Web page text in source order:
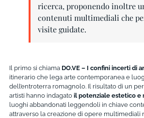
ricerca, proponendo inoltre
contenuti multimediali che
visite guidate.
Il primo si chiama DO.VE – I confini incerti di
itinerario che lega arte contemporanea e
dell’entroterra romagnolo. Il risultato di un
artisti hanno indagatoil potenziale estetico e
luoghi abbandonati leggendoli in chiave
attraverso la creazione di opere multimediali